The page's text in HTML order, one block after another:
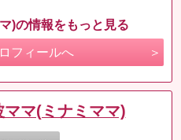
)の情報をもっと見る
フィールへ
ママ(ミナミママ)